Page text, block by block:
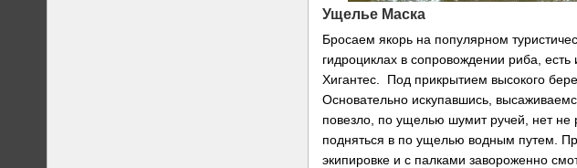
Ущелье Маска
Бросаем якорь на популярном
гидроциклах в сопровождении риба,
Хигантес. Под прикрытием высокого
Основательно искупавшись,
повезло, по ущелью шумит ручей, нет
подняться в по ущелью водным путем.
экипировке и с палками завороженно